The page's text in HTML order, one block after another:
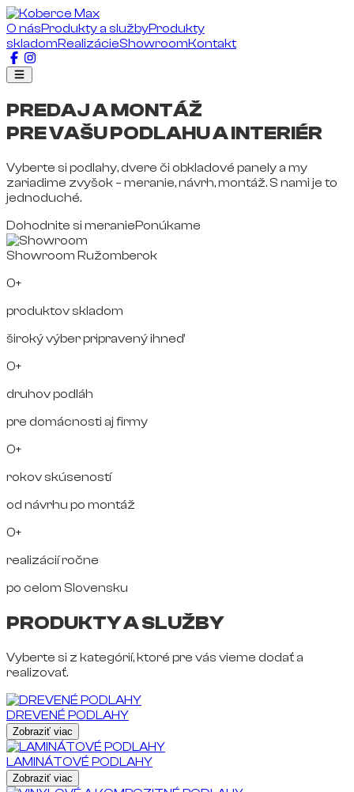
O násProdukty a službyProdukty
skladomRealizácieShowroomKontakt
PREDAJ A MONTÁŽ
PRE VAŠU PODLAHU A INTERIÉR
Vyberte si podlahy, dvere či obkladové panely a my
zariadime zvyšok – meranie, návrh, montáž. S nami je to
jednoduché.
Dohodnite si meraniePonúkame
Showroom Ružomberok
0+
produktov skladom
široký výber pripravený ihneď
0+
druhov podláh
pre domácnosti aj firmy
0+
rokov skúseností
od návrhu po montáž
0+
realizácií ročne
po celom Slovensku
PRODUKTY A SLUŽBY
Vyberte si z kategórií, ktoré pre vás vieme dodať a
realizovať.
DREVENÉ PODLAHY
Zobraziť viac
LAMINÁTOVÉ PODLAHY
Zobraziť viac